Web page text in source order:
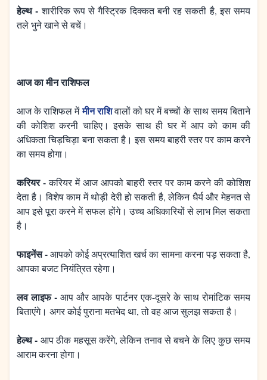
हेल्थ - शारीरिक रूप से गैस्ट्रिक दिक्कत बनी रह सकती है, इस समय
तले भुने खाने से बचें।
आज का मीन राशिफल
आज के राशिफल मेंमीन राशिवालों को घर में बच्चों के साथ समय बिताने
की कोशिश करनी चाहिए। इसके साथ ही घर में आप को काम की
अधिकता चिड़चिड़ा बना सकता है। इस समय बाहरी स्तर पर काम करने
का समय होगा।
करियर -करियर में आज आपको बाहरी स्तर पर काम करने की कोशिश
देता है। विशेष काम में थोड़ी देरी हो सकती है, लेकिन धैर्य और मेहनत से
आप इसे पूरा करने में सफल होंगे। उच्च अधिकारियों से लाभ मिल सकता
है।
फाइनेंस -आपको कोई अप्रत्याशित खर्च का सामना करना पड़ सकता है,
आपका बजट नियंत्रित रहेगा।
लव लाइफ - आप और आपके पार्टनर एक-दूसरे के साथ रोमांटिक समय
बिताएंगे। अगर कोई पुराना मतभेद था, तो वह आज सुलझ सकता है।
हेल्थ - आप ठीक महसूस करेंगे, लेकिन तनाव से बचने के लिए कुछ समय
आराम करना होगा।